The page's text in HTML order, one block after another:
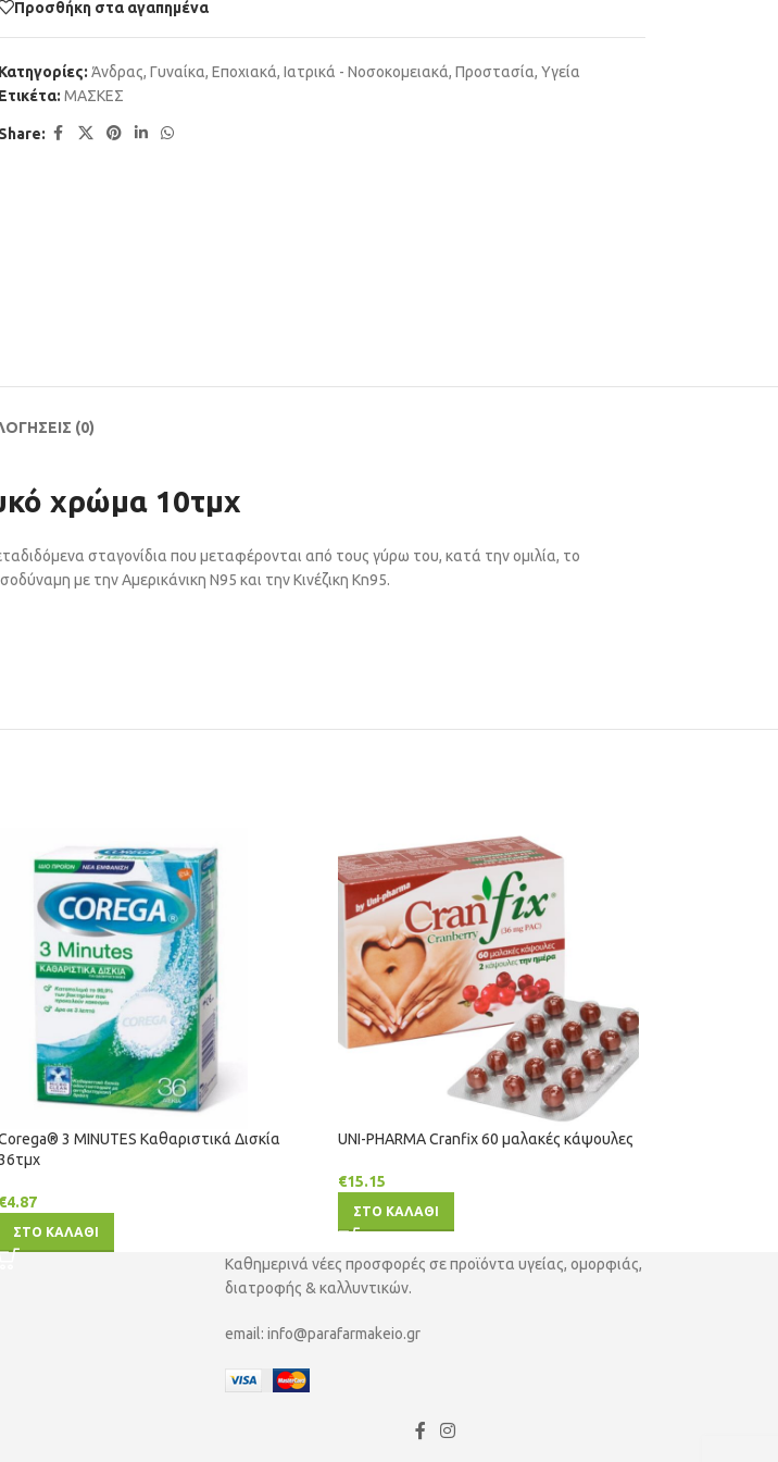
Προσθήκη στα αγαπημένα
Κατηγορίες: Άνδρας, Γυναίκα, Εποχιακά, Ιατρικά - Νοσοκομειακά, Προστασία, Υγεία
Ετικέτα: ΜΑΣΚΕΣ
Share:
(0)
χρώμα 10τμχ
σταγονίδια που μεταφέρονται από τους γύρω του, κατά την ομιλία, το
με την Αμερικάνικη Ν95 και την Κινέζικη Κn95.
3 MINUTES Καθαριστικά Δισκία
€4.87
ΣΤΟ ΚΑΛΑΘΙ
UNI-PHARMA Cranfix 60 μαλακές κάψουλες
€15.15
ΣΤΟ ΚΑΛΑΘΙ
Καθημερινά νέες προσφορές σε προϊόντα υγείας, ομορφιάς,
διατροφής & καλλυντικών.
email: info@parafarmakeio.gr